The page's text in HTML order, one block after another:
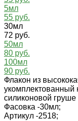
5мл
55 руб.
30мл
72 руб.
50мл
80 руб.
100мл
90 руб.
Флакон из
укомплектованный
силиконовой груше
Фасовка -30мл;
Артикул -2518;